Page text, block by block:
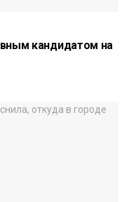
кандидатом на